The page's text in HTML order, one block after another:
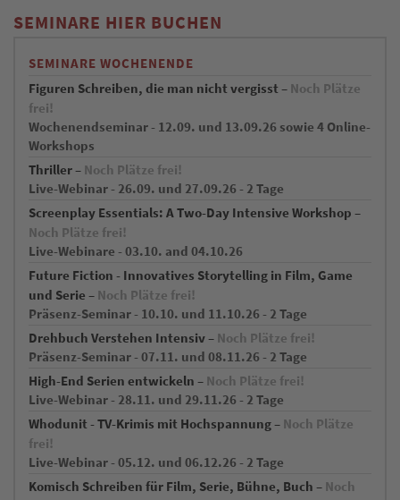
SEMINARE HIER BUCHEN
SEMINARE WOCHENENDE
Figuren Schreiben, die man nicht vergisst – Noch Plätze
frei!
Wochenendseminar - 12.09. und 13.09.26 sowie 4 Online-
Workshops
Thriller – Noch Plätze frei!
Live-Webinar - 26.09. und 27.09.26 - 2 Tage
Screenplay Essentials: A Two-Day Intensive Workshop –
Noch Plätze frei!
Live-Webinare - 03.10. and 04.10.26
Future Fiction - Innovatives Storytelling in Film, Game
und Serie – Noch Plätze frei!
Präsenz-Seminar - 10.10. und 11.10.26 - 2 Tage
Drehbuch Verstehen Intensiv – Noch Plätze frei!
Präsenz-Seminar - 07.11. und 08.11.26 - 2 Tage
High-End Serien entwickeln – Noch Plätze frei!
Live-Webinar - 28.11. und 29.11.26 - 2 Tage
Whodunit - TV-Krimis mit Hochspannung – Noch Plätze
frei!
Live-Webinar - 05.12. und 06.12.26 - 2 Tage
Komisch Schreiben für Film, Serie, Bühne, Buch – Noch